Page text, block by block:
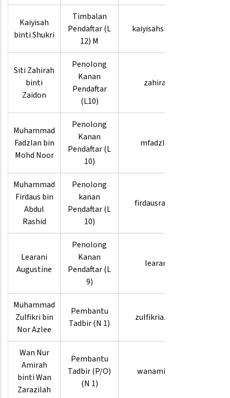
Kaiyisah
binti Shukri
Timbalan
Pendaftar (L
12) M
kaiyisahshukri
Siti Zahirah
binti
Zaidon
Penolong
Kanan
Pendaftar
(L10)
zahirah
Muhammad
Fadzlan bin
Mohd Noor
Penolong
Kanan
Pendaftar (L
10)
mfadzlan
Muhammad
Firdaus bin
Abdul
Rashid
Penolong
kanan
Pendaftar (L
10)
firdausrashid
Learani
Augustine
Penolong
Kanan
Pendaftar (L
9)
learani
Muhammad
Zulfikri bin
Nor Azlee
Pembantu
Tadbir (N 1)
zulfikriazlee
Wan Nur
Amirah
binti Wan
Zarazilah
Pembantu
Tadbir (P/O)
(N 1)
wanamirah